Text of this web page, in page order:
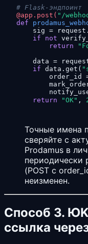
# Flask-эндпоинт
@app.post( "/
def
sig =
if
not
return
data =
if data.get(
order_id
return
"OK" ,
Точные имена
сверяйте с
Prodamus в
периодически
(POST с
неизменен.
Способ 3.
ссылка